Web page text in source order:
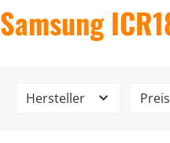
Samsung
Hersteller Preis